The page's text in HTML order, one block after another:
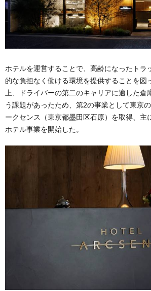
ホテルを運営することで、高齢になったトラ
的な負担なく働ける環境を提供することを図
上、ドライバーの第二のキャリアに適した倉
う課題があったため、第2の事業として東京
ークセンス（東京都墨田区石原）を取得、主
ホテル事業を開始した。